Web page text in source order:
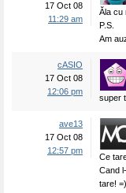
17 Oct 08
11:29 am
Ăla cu
P.S.
Am
cASIO
17 Oct 08
12:06 pm
super
ave13
17 Oct 08
12:57 pm
Ce
Cand
tare!